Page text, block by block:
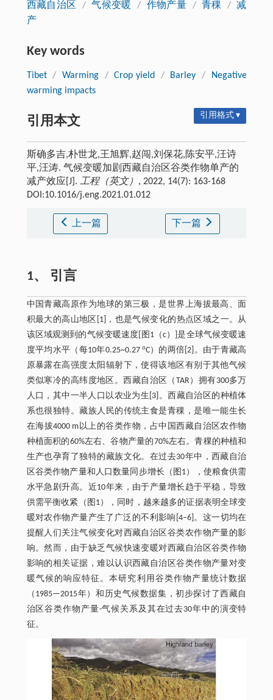
西藏自治区 / 气候变暖 / 作物产量 / 青稞 / 减
产
Key words
Tibet / Warming / Crop yield / Barley /
Negative
warming impacts
引用本文 引用格式 ▾
斯确多吉,朴世龙,王旭辉,赵闯,刘保花,陈安平,汪诗
平,汪涛. 气候变暖加剧西藏自治区谷类作物单产的
减产效应[J]. 工程（英文） , 2022, 14(7): 163-168
DOI:10.1016/j.eng.2021.01.012
上一篇 下一篇
1、 引言
中国青藏高原作为地球的第三极，是世界上海拔最高、面
积最大的高山地区[1]，也是气候变化的热点区域之一。从
该区域观测到的气候变暖速度[图1（c）]是全球气候变暖速
度平均水平（每10年0.25~0.27 oC）的两倍[2]。由于青藏高
原暴露在高强度太阳辐射下，使得该地区有别于其他气候
类似寒冷的高纬度地区。西藏自治区（TAR）拥有300多万
人口，其中一半人口以农业为生[3]。西藏自治区的种植体
系也很独特。藏族人民的传统主食是青稞，是唯一能生长
在海拔4000 m以上的谷类作物，占中国西藏自治区农作物
种植面积的60%左右、谷物产量的70%左右。青稞的种植和
生产也孕育了独特的藏族文化。在过去30年中，西藏自治
区谷类作物产量和人口数量同步增长（图1），使粮食供需
水平急剧升高。近10年来，由于产量增长趋于平稳，导致
供需平衡收紧（图1），同时，越来越多的证据表明全球变
暖对农作物产量产生了广泛的不利影响[4‒6]。这一切均在
提醒人们关注气候变化对西藏自治区谷类农作物产量的影
响。然而，由于缺乏气候快速变暖对西藏自治区谷类作物
影响的相关证据，难以认识西藏自治区谷类作物产量对变
暖气候的响应特征。本研究利用谷类作物产量统计数据
（1985—2015年）和历史气候数据集，初步探讨了西藏自
治区谷类作物产量-气候关系及其在过去30年中的演变特
征。